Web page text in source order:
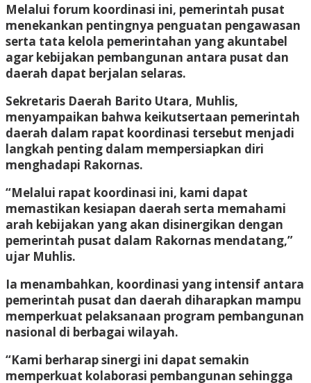
Melalui forum koordinasi ini, pemerintah pusat
menekankan pentingnya penguatan pengawasan
serta tata kelola pemerintahan yang akuntabel
agar kebijakan pembangunan antara pusat dan
daerah dapat berjalan selaras.
Sekretaris Daerah Barito Utara, Muhlis,
menyampaikan bahwa keikutsertaan pemerintah
daerah dalam rapat koordinasi tersebut menjadi
langkah penting dalam mempersiapkan diri
menghadapi Rakornas.
“Melalui rapat koordinasi ini, kami dapat
memastikan kesiapan daerah serta memahami
arah kebijakan yang akan disinergikan dengan
pemerintah pusat dalam Rakornas mendatang,”
ujar Muhlis.
Ia menambahkan, koordinasi yang intensif antara
pemerintah pusat dan daerah diharapkan mampu
memperkuat pelaksanaan program pembangunan
nasional di berbagai wilayah.
“Kami berharap sinergi ini dapat semakin
memperkuat kolaborasi pembangunan sehingga